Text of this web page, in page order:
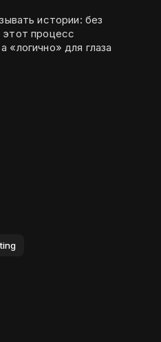
истории: без
процесс
«логично» для глаза